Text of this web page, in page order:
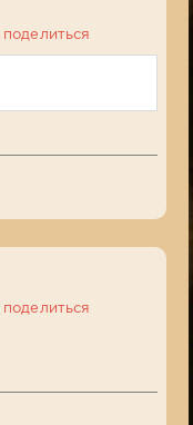
поделиться
поделиться